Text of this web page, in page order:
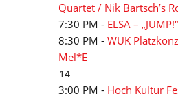
Quartet / Nik Bärtsch’s
7:30 PM - ELSA – „JUMP!“
8:30 PM - WUK
Mel*E
14
3:00 PM - Hoch Kultur